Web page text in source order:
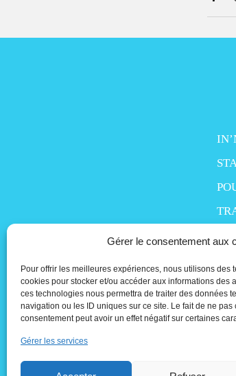
Gérer le consentement aux
Pour offrir les meilleures expériences, nous utilisons des
cookies pour stocker et/ou accéder aux informations des
ces technologies nous permettra de traiter des données
navigation ou les ID uniques sur ce site. Le fait de ne pas
consentement peut avoir un effet négatif sur certaines
Gérer les services